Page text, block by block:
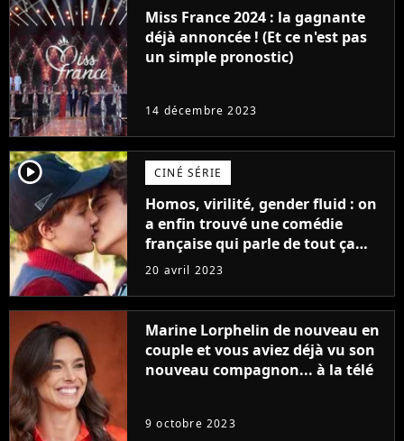
Miss France 2024 : la gagnante
déjà annoncée ! (Et ce n'est pas
un simple pronostic)
14 décembre 2023
player2 CINÉ SÉRIE
Homos, virilité, gender fluid : on
a enfin trouvé une comédie
française qui parle de tout ça
sans être super ringarde
20 avril 2023
Marine Lorphelin de nouveau en
couple et vous aviez déjà vu son
nouveau compagnon... à la télé
9 octobre 2023